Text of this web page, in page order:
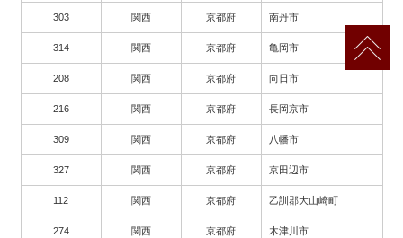
303 関西 京都府 南丹市
314 関西 京都府 亀岡市
208 関西 京都府 向日市
216 関西 京都府 長岡京市
309 関西 京都府 八幡市
327 関西 京都府 京田辺市
112 関西 京都府 乙訓郡大山崎町
274 関西 京都府 木津川市